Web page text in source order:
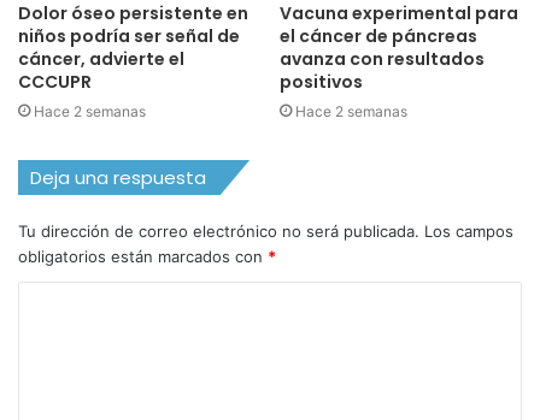
Dolor óseo persistente en
niños podría ser señal de
cáncer, advierte el
CCCUPR
Hace 2 semanas
Vacuna experimental para
el cáncer de páncreas
avanza con resultados
positivos
Hace 2 semanas
Deja una respuesta
Tu dirección de correo electrónico no será publicada. Los campos
obligatorios están marcados con *